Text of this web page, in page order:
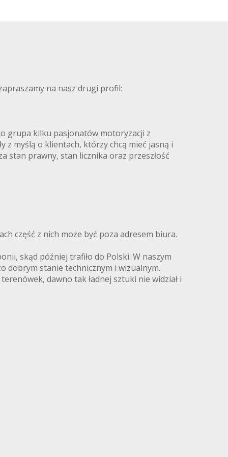
na nasz drugi profil:
grupa kilku pasjonatów motoryzacji z
z myślą o klientach, którzy chcą mieć jasną i
stan prawny, stan licznika oraz przeszłość
część z nich może być poza adresem biura.
skąd później trafiło do Polski. W naszym
dobrym stanie technicznym i wizualnym.
dawno tak ładnej sztuki nie widział i